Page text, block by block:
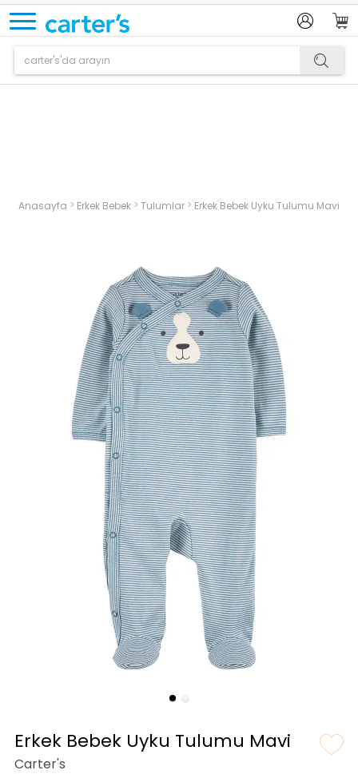
Anasayfa > Erkek Bebek > Tulumlar > Erkek Bebek Uyku Tulumu Mavi
Erkek Bebek Uyku Tulumu Mavi
Carter's
Ürün sepetinize eklenmiştir.